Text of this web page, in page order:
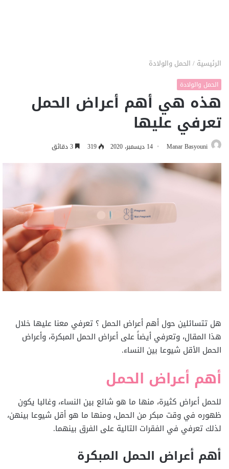
الرئيسية / الحمل والولادة
الحمل والولادة
هذه هي أهم أعراض الحمل
تعرفي عليها
Manar Basyouni 14 ديسمبر، 2020 319
هل تتسائلين حول أهم أعراض الحمل ؟ تعرفي معنا عليها خلال
هذا المقال، وتعرفي أيضاً على أعراض الحمل المبكرة، وأعراض
الحمل الأقل شيوعا بين النساء.
أهم أعراض الحمل
للحمل أعراض كثيرة، منها ما هو شائع بين النساء، وغالبا يكون
ظهوره في وقت مبكر من الحمل، ومنها ما هو أقل شيوعا بينهن،
لذلك تعرفي في الفقرات التالية على الفرق بينهما.
أهم أعراض الحمل المبكرة